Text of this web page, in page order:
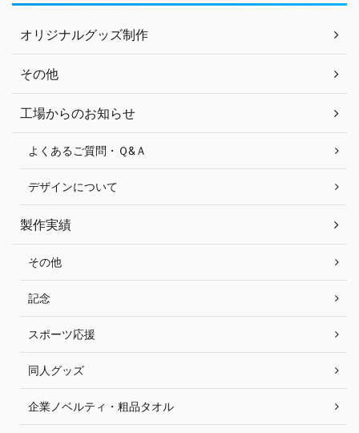
オリジナルグッズ制作
その他
工場からのお知らせ
よくあるご質問・Ｑ&Ａ
デザインについて
製作実績
その他
記念
スポーツ応援
同人グッズ
企業ノベルティ・粗品タオル